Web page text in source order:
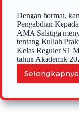
VII
tahun
2025-
Dengan hormat,
Pengabdian
AMA Salatiga
tentang Kuliah
Kelas Reguler S1
tahun Akademik
Selengkapnya
Kuliah